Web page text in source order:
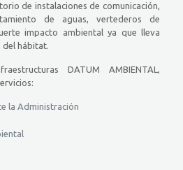
de instalaciones de comunicación,
de aguas, vertederos de
impacto ambiental ya que lleva
del hábitat.
DATUM AMBIENTAL,
la Administración